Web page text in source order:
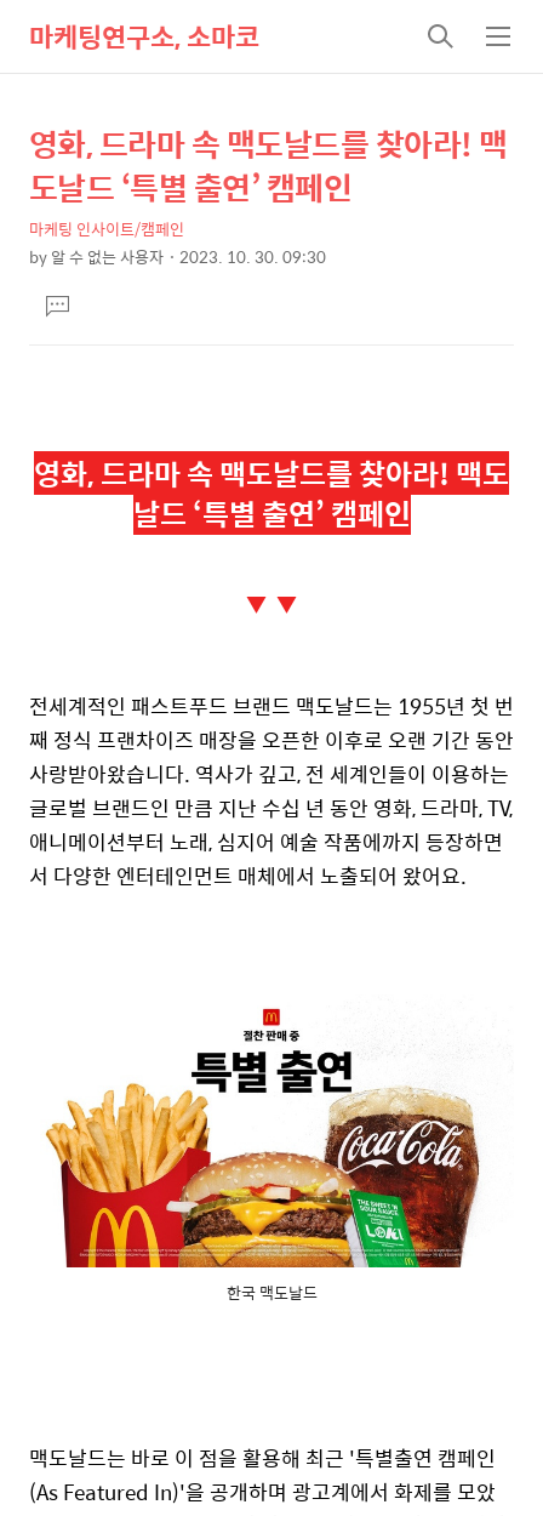
마케팅연구소, 소마코
검
색
메
뉴
상
세
컨
텐
본
문
제
목
영화, 드라마 속 맥도날드를 찾아라! 맥
도날드 ‘특별 출연’ 캠페인
마케팅 인사이트/캠페인
by알 수 없는 사용자 2023. 10. 30. 09:30
문댓
글
영화, 드라마 속 맥도날드를 찾아라! 맥도
날드 ‘특별 출연’ 캠페인
▼ ▼
전세계적인 패스트푸드 브랜드 맥도날드는 1955년 첫 번
째 정식 프랜차이즈 매장을 오픈한 이후로 오랜 기간 동안
사랑받아왔습니다. 역사가 깊고, 전 세계인들이 이용하는
글로벌 브랜드인 만큼 지난 수십 년 동안 영화, 드라마, TV,
애니메이션부터 노래, 심지어 예술 작품에까지 등장하면
서 다양한 엔터테인먼트 매체에서 노출되어 왔어요.
한국 맥도날드
맥도날드는 바로 이 점을 활용해 최근 '특별출연 캠페인
(As Featured In)'을 공개하며 광고계에서 화제를 모았